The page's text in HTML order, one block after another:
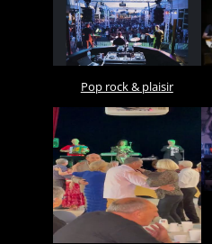
Pop rock & plaisir